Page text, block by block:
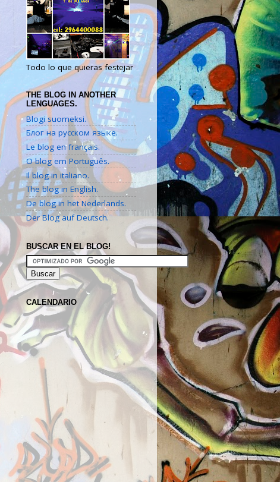
Todo lo que quieras festejar
THE BLOG IN ANOTHER
LENGUAGES.
Blogi suomeksi.
Блог на русском языке.
Le blog en français.
O blog em Português.
Il blog in italiano.
The blog in English.
De blog in het Nederlands.
Der Blog auf Deutsch.
BUSCAR EN EL BLOG!
CALENDARIO